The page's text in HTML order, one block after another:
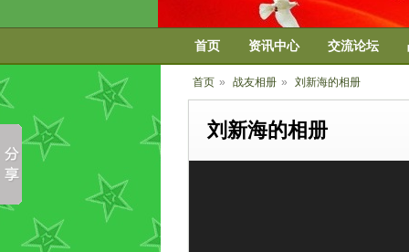
首页 资讯中心 交流论坛
首页 » 战友相册 » 刘新海的相册
刘新海的相册